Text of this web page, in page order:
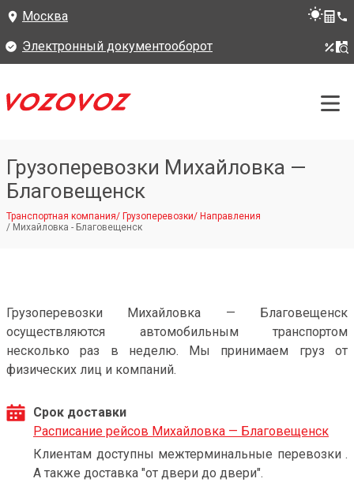
Москва
Электронный документооборот
Грузоперевозки Михайловка —
Благовещенск
Транспортная компания/ Грузоперевозки/ Направления
/ Михайловка - Благовещенск
Грузоперевозки Михайловка — Благовещенск
осуществляются автомобильным транспортом
несколько раз в неделю. Мы принимаем груз от
физических лиц и компаний.
Срок доставки
Расписание рейсов Михайловка — Благовещенск
Клиентам доступны межтерминальные перевозки .
А также доставка "от двери до двери".